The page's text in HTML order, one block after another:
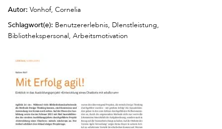
Autor: Vonhof, Cornelia
Schlagwort(e): Benutzererlebnis, DIenstleistung,
Bibliothekspersonal, Arbeitsmotivation